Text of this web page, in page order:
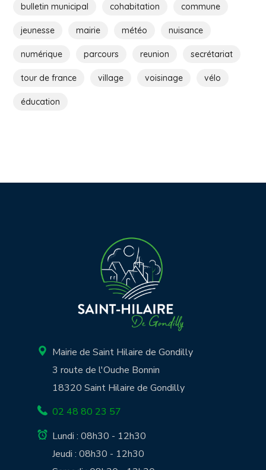
bulletin municipal cohabitation commune
jeunesse mairie météo nuisance
numérique parcours reunion secrétariat
tour de france village voisinage vélo
éducation
Mairie de Saint Hilaire de Gondilly
3 route de l'Ouche Bonnin
18320 Saint Hilaire de Gondilly
02 48 80 23 57
Lundi : 08h30 - 12h30
Jeudi : 08h30 - 12h30